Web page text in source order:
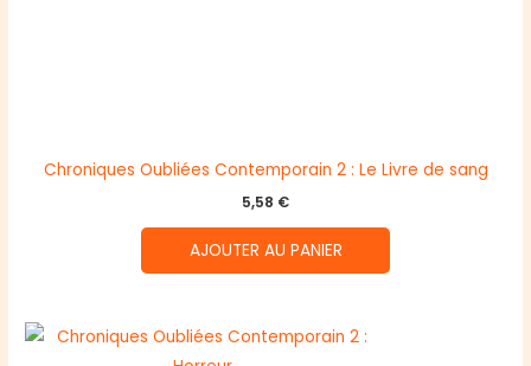
Chroniques Oubliées Contemporain 2 : Le Livre de sang
5,58 €
AJOUTER AU PANIER